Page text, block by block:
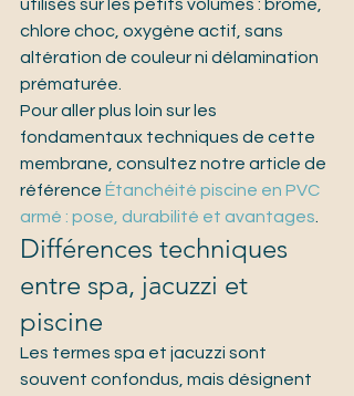
utilisés sur les petits volumes : brome,
chlore choc, oxygène actif, sans
altération de couleur ni délamination
prématurée.
Pour aller plus loin sur les
fondamentaux techniques de cette
membrane, consultez notre article de
référence Étanchéité piscine en PVC
armé : pose, durabilité et avantages.
Différences techniques
entre spa, jacuzzi et
piscine
Les termes spa et jacuzzi sont
souvent confondus, mais désignent